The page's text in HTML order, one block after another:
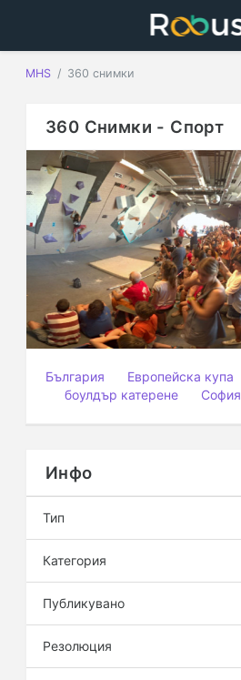
MHS 360 снимки
360 Снимки - Спорт
България Европейска купа
боулдър катерене
София
Инфо
Тип
Категория
Публикувано
Резолюция